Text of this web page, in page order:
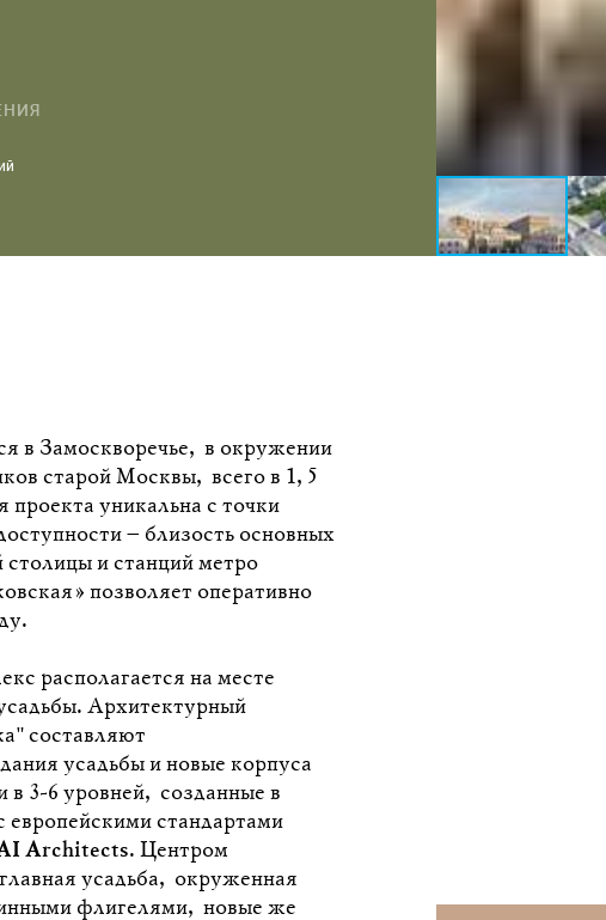
в Замоскворечье, в окружении
старой Москвы, всего в 1,5
уникальна с точки
– близость основных
и станций метро
позволяет оперативно
располагается на месте
Архитектурный
составляют
усадьбы и новые корпуса
в 3-6 уровней, созданные в
европейскими стандартами
Architects. Центром
усадьба, окруженная
флигелями, новые же